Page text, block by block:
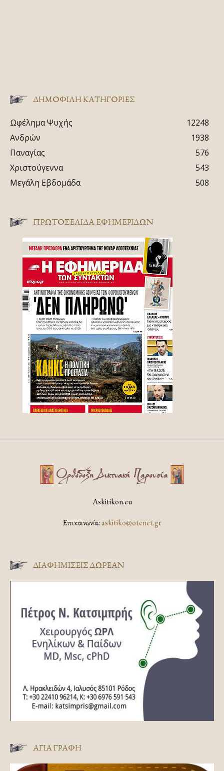
ΔΗΜΟΦΙΛΗ ΚΑΤΗΓΟΡΙΕΣ
Ωφέλημα Ψυχής
12248
Ανδρών
1938
Παναγίας
576
Χριστούγεννα
543
Μεγάλη Εβδομάδα
508
ΠΡΩΤΟΣΈΛΙΔΑ ΕΦΗΜΕΡΊΔΩΝ
Askitikon.eu
Επικοινωνία:askitiko@otenet.gr
ΔΙΑΦΗΜΊΣΕΙΣ ΔΩΡΕΆΝ
ΑΓΊΑ ΓΡΑΦΉ